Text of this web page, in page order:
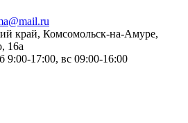
край, Комсомольск-на-Амуре,
16а
9:00-17:00, вс 09:00-16:00